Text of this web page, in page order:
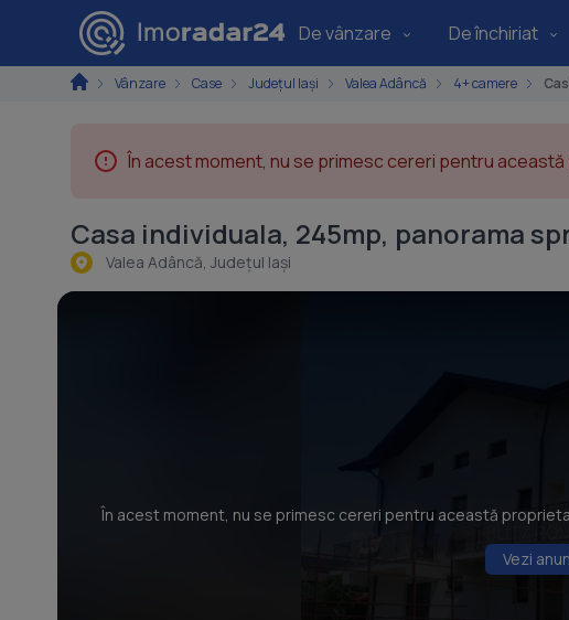
De vânzare De închiriat
Vânzare Case Județul Iași Valea Adâncă 4+ camere
În acest moment, nu se primesc cereri pentru
Casa individuala, 245mp, panorama
Valea Adâncă, Judeţul Iaşi
În acest moment, nu se primesc cereri pentru această
Vezi